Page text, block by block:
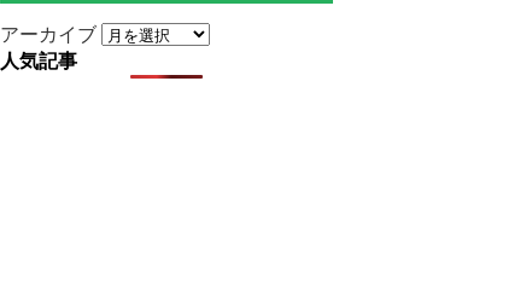
アーカイブ
人気記事